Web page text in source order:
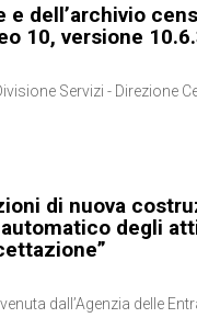
dell’archivio
10, versione
Servizi - Direzione
di nuova
degli
dall’Agenzia delle